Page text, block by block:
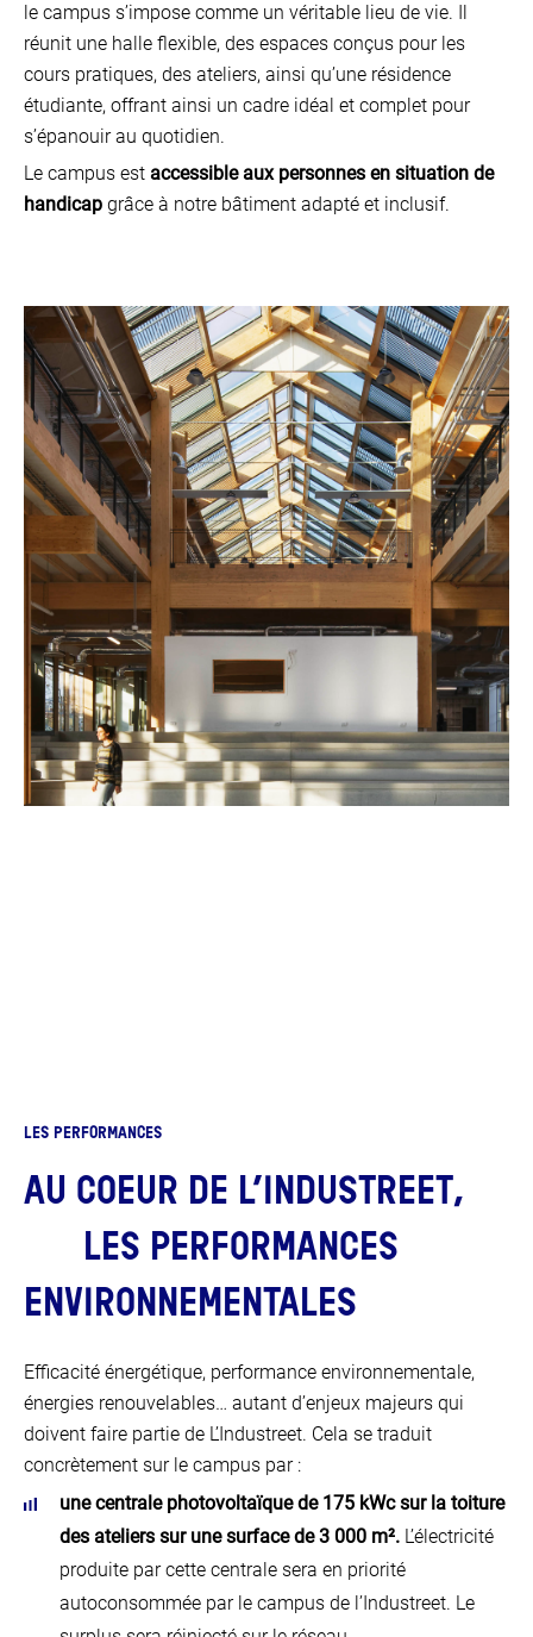
le campus s’impose comme un véritable lieu de vie. Il
réunit une halle flexible, des espaces conçus pour les
cours pratiques, des ateliers, ainsi qu’une résidence
étudiante, offrant ainsi un cadre idéal et complet pour
s’épanouir au quotidien.
Le campus est accessible aux personnes en situation de
handicap grâce à notre bâtiment adapté et inclusif.
LES PERFORMANCES
AU COEUR DE L’INDUSTREET,
LES PERFORMANCES
ENVIRONNEMENTALES
Efficacité énergétique, performance environnementale,
énergies renouvelables… autant d’enjeux majeurs qui
doivent faire partie de L’Industreet. Cela se traduit
concrètement sur le campus par :
une centrale photovoltaïque de 175 kWc sur la toiture
des ateliers sur une surface de 3 000 m². L’électricité
produite par cette centrale sera en priorité
autoconsommée par le campus de l’Industreet. Le